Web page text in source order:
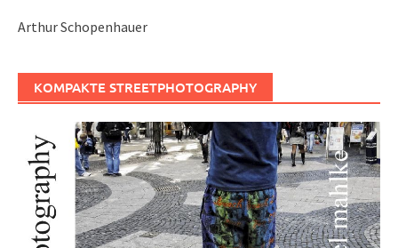
Arthur Schopenhauer
KOMPAKTE STREETPHOTOGRAPHY